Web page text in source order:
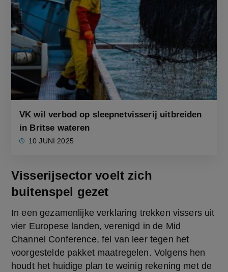
VK wil verbod op sleepnetvisserij uitbreiden
in Britse wateren
10 JUNI 2025
Visserijsector voelt zich
buitenspel gezet
In een gezamenlijke verklaring trekken vissers uit
vier Europese landen, verenigd in de Mid
Channel Conference, fel van leer tegen het
voorgestelde pakket maatregelen. Volgens hen
houdt het huidige plan te weinig rekening met de